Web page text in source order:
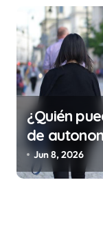
¿Quién
de
Jun 8, 2026